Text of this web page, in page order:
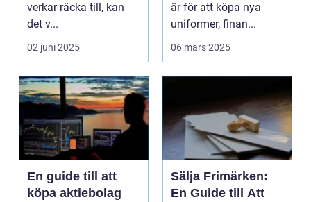
verkar räcka till, kan
det v...
02 juni 2025
är för att köpa nya
uniformer, finan...
06 mars 2025
En guide till att
köpa aktiebolag
Sälja Frimärken:
En Guide till Att